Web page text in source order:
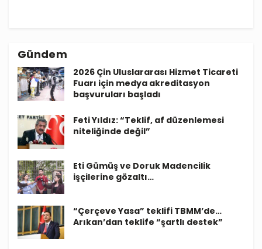
Gündem
2026 Çin Uluslararası Hizmet Ticareti
Fuarı için medya akreditasyon
başvuruları başladı
Feti Yıldız: “Teklif, af düzenlemesi
niteliğinde değil”
Eti Gümüş ve Doruk Madencilik
işçilerine gözaltı…
“Çerçeve Yasa” teklifi TBMM’de…
Arıkan’dan teklife “şartlı destek”